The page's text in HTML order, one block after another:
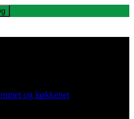
og køkkenet